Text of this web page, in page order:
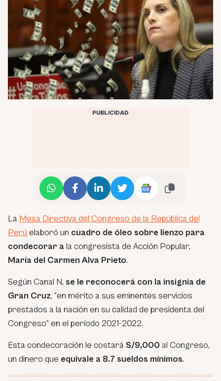
PUBLICIDAD
La Mesa Directiva del Congreso de la República del
Perú elaboró un cuadro de óleo sobre lienzo para
condecorar a la congresista de Acción Popular,
María del Carmen Alva Prieto.
Según Canal N, se le reconocerá con la insignia de
Gran Cruz, “en mérito a sus eminentes servicios
prestados a la nación en su calidad de presidenta del
Congreso” en el período 2021-2022.
Esta condecoración le costará S/9,000 al Congreso,
un dinero que equivale a 8.7 sueldos mínimos.